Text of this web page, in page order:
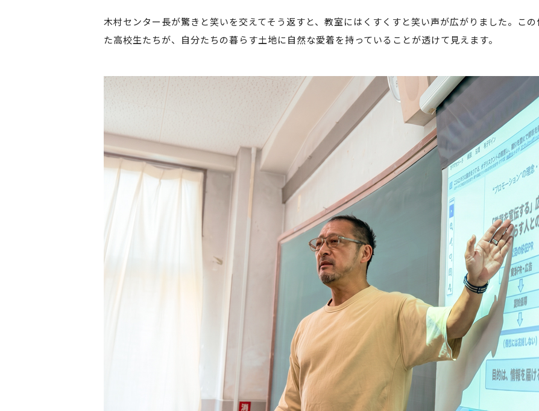
木村センター長が驚きと笑いを交えてそう返すと、教室にはくすくすと笑い声が広がりました。こ
た高校生たちが、自分たちの暮らす土地に自然な愛着を持っていることが透けて見えます。